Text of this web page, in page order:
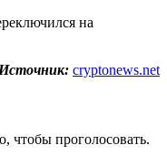
на
Источник: cryptonews.net
чтобы проголосовать.